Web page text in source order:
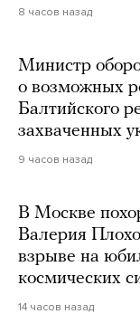
8 часов назад
Министр
о возможных
Балтийского
захваченных
9 часов назад
В Москве
Валерия
взрыве на
космических
14 часов назад